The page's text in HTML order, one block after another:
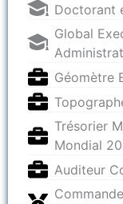
Doctorant
Global
Géomètre
Trésorier
Mondial
Auditeur